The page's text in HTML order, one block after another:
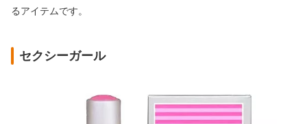
るアイテムです。
セクシーガール